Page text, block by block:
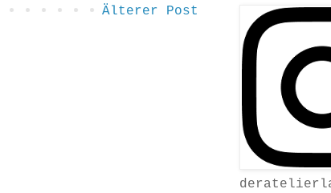
Älterer Post